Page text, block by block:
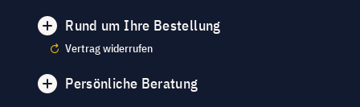
Rund um Ihre Bestellung
Vertrag widerrufen
Persönliche Beratung